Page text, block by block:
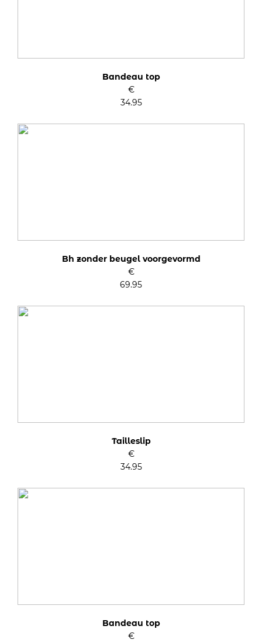
Bandeau top
€
34.95
Bh zonder beugel voorgevormd
€
69.95
Tailleslip
€
34.95
Bandeau top
€